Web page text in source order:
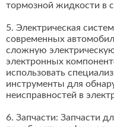
тормозной жидкости в
5. Электрическая
современных
сложную
электронных
использовать
инструменты для
неисправностей в
6. Запчасти: Запчасти